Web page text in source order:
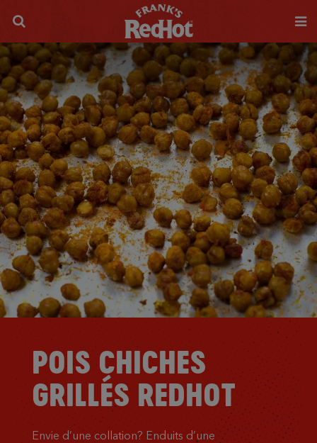
POIS CHICHES
GRILLÉS REDHOT
Envie d’une collation? Enduits d’une